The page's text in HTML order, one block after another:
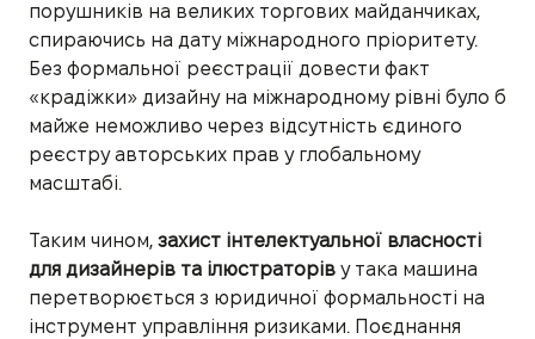
порушників на великих торгових майданчиках,
спираючись на дату міжнародного пріоритету.
Без формальної реєстрації довести факт
«крадіжки» дизайну на міжнародному рівні було б
майже неможливо через відсутність єдиного
реєстру авторських прав у глобальному
масштабі.
Таким чином, захист інтелектуальної власності
для дизайнерів та ілюстраторів у така машина
перетворюється з юридичної формальності на
інструмент управління ризиками. Поєднання